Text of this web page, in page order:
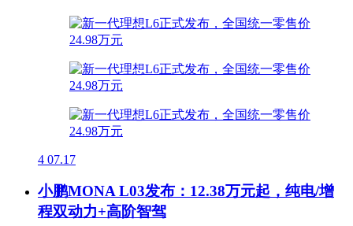
4 07.17
小鹏MONA L03发布：12.38万元起，纯电/增
程双动力+高阶智驾